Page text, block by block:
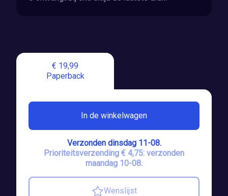
€ 19,99
Paperback
In de winkelwagen
Verzonden dinsdag 11-08.
Prioriteitsverzending € 4,75: verzonden
maandag 10-08.
Wenslijst